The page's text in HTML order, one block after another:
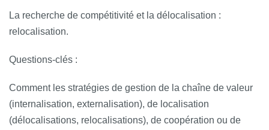
La recherche de compétitivité et la délocalisation :
relocalisation.
Questions‐clés :
Comment les stratégies de gestion de la chaîne de valeur
(internalisation, externalisation), de localisation
(délocalisations, relocalisations), de coopération ou de